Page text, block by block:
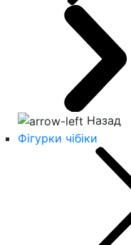
Назад
Фігурки чібіки